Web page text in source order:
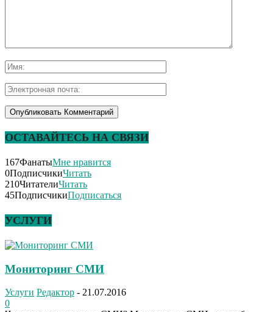
ОСТАВАЙТЕСЬ НА СВЯЗИ
167ФанатыМне нравится
0ПодписчикиЧитать
210ЧитателиЧитать
45ПодписчикиПодписаться
УСЛУГИ
Мониторинг СМИ
Услуги Редактор - 21.07.2016
0